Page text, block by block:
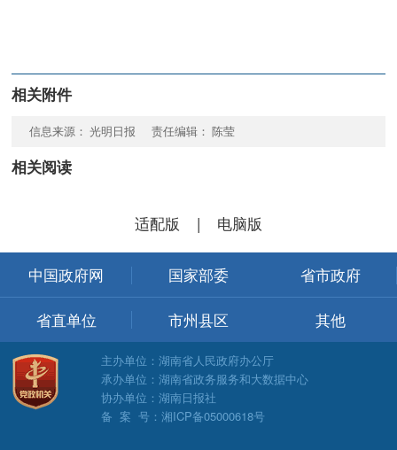
相关附件
信息来源： 光明日报 责任编辑： 陈莹
相关阅读
适配版 | 电脑版
中国政府网 国家部委 省市政府
省直单位 市州县区 其他
主办单位：湖南省人民政府办公厅
承办单位：湖南省政务服务和大数据中心
协办单位：湖南日报社
备 案 号：湘ICP备05000618号